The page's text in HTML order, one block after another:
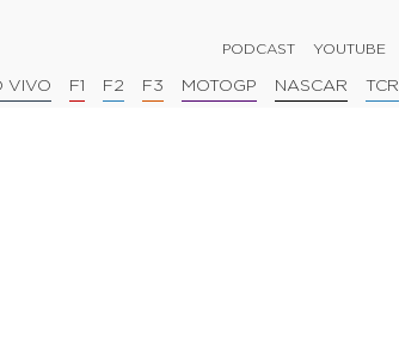
PODCAST YOUTUBE
VIVO F1 F2 F3 MOTOGP NASCAR TCR